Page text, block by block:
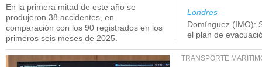
En la primera mitad de este año se
produjeron 38 accidentes, en
comparación con los 90 registrados en los
primeros seis meses de 2025.
Londres
Domínguez (IMO):
el plan de
TRANSPORTE